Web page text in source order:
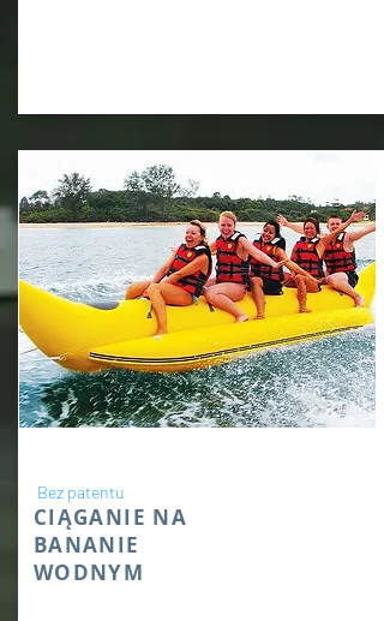
Bez patentu
CIĄGANIE NA
BANANIE
WODNYM